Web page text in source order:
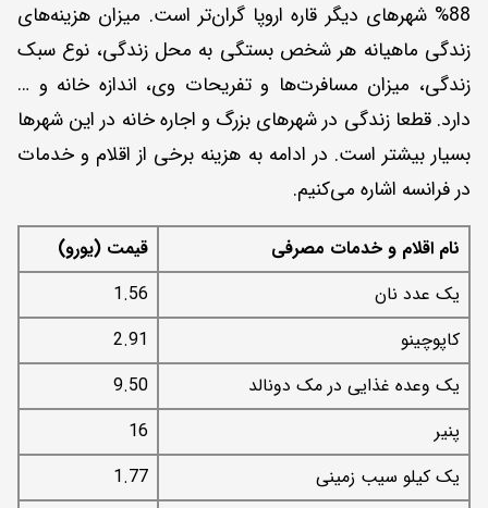
88% شهرهای دیگر قاره اروپا گران‌تر است. میزان هزینه‌های
زندگی ماهیانه هر شخص بستگی به محل زندگی، نوع سبک
زندگی، میزان مسافرت‌ها و تفریحات وی، اندازه خانه و …
دارد. قطعا زندگی در شهرهای بزرگ و اجاره خانه در این شهرها
بسیار بیشتر است. در ادامه به هزینه برخی از اقلام و خدمات
در فرانسه اشاره می‌کنیم.
نام اقلام و خدمات مصرفی
قیمت (یورو)
یک عدد نان
1.56
کاپوچینو
2.91
یک وعده غذایی در مک دونالد
9.50
پنیر
16
یک کیلو سیب زمینی
1.77